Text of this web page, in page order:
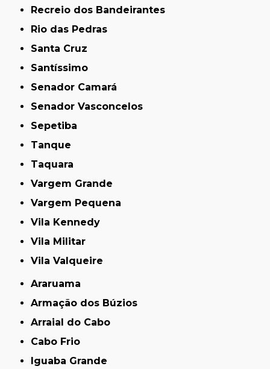
Recreio dos Bandeirantes
Rio das Pedras
Santa Cruz
Santíssimo
Senador Camará
Senador Vasconcelos
Sepetiba
Tanque
Taquara
Vargem Grande
Vargem Pequena
Vila Kennedy
Vila Militar
Vila Valqueire
Araruama
Armação dos Búzios
Arraial do Cabo
Cabo Frio
Iguaba Grande